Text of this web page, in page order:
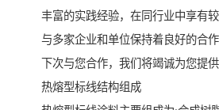
丰富的实践经验，在同行业中享有
与多家企业和单位保持着良好的合
下次与您合作，我们将竭诚为您提供
热熔型标线结构组成